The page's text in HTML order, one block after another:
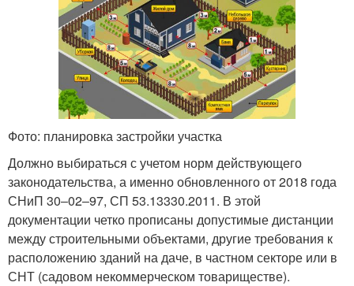
Фото: планировка застройки участка
Должно выбираться с учетом норм действующего
законодательства, а именно обновленного от 2018 года
СНиП 30‒02‒97, СП 53.13330.2011. В этой
документации четко прописаны допустимые дистанции
между строительными объектами, другие требования к
расположению зданий на даче, в частном секторе или в
СНТ (садовом некоммерческом товариществе).